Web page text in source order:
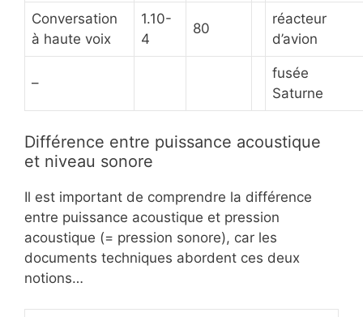
Conversation
à haute voix
1.10-
4
80
réacteur
d’avion
–
fusée
Saturne
Différence entre puissance acoustique
et niveau sonore
Il est important de comprendre la différence
entre puissance acoustique et pression
acoustique (= pression sonore), car les
documents techniques abordent ces deux
notions…